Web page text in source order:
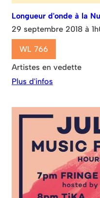
Longueur d'onde à la
29 septembre 2018 à
WL 766
Artistes en vedette
Plus d'infos